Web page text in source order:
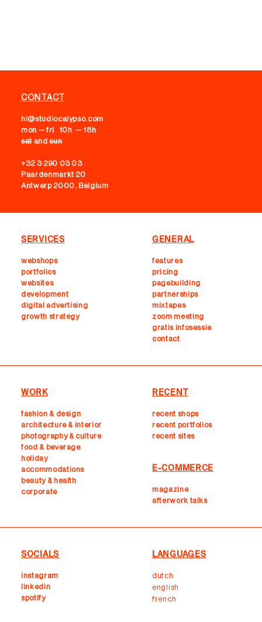
CONTACT
hi@studiocalypso.com
mon — fri 10h — 18h
satandsun
+32 3 290 03 03
Paardenmarkt 20
Antwerp 2000, Belgium
SERVICES
webshops
portfolios
websites
development
digital advertising
growth strategy
GENERAL
features
pricing
pagebuilding
partnerships
mixtapes
zoom meeting
gratis infosessie
contact
WORK
fashion & design
architecture & interior
photography & culture
food & beverage
holiday
accommodations
beauty & health
corporate
RECENT
recent shops
recent portfolios
recent sites
E-COMMERCE
magazine
afterwork talks
SOCIALS
instagram
linkedin
spotify
LANGUAGES
dutch
english
french